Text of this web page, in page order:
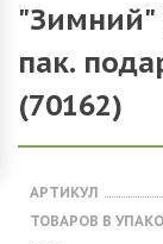
"Зимний"
пак.
(70162)
АРТИКУЛ
ТОВАРОВ В